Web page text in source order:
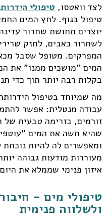
לצד וואטסו, טיפולי
טיפול בגוף. לחץ המים
יוצרים תחושת שחרור
לשחרור כאבים, לחזק
המפרקים. מטופל שסבל
המים "מושכים ממנו" את
בקלות רבה יותר תוך כדי
מה שמיוחד בטיפול
עבודה מנטלית: אפשר
זורמים, בזרימה טבעית
שהיא חשה את המים
ומאפשרים לה להיות
מעוררות מודעות גבוהה
איזון פנימי שממלא את
טיפולי מים –
ולשלווה פנימית